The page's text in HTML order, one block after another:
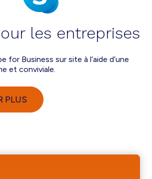
les entreprises
for Business sur site à l’aide d’une
et conviviale.
PLUS